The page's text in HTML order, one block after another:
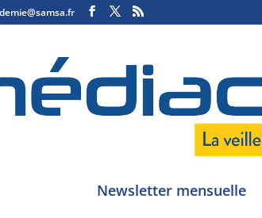
Newsletter mensuelle